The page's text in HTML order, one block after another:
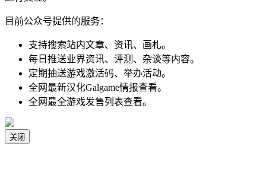
目前公众号提供的服务：
支持搜索站内文章、资讯、画札。
每日推送业界资讯、评测、杂谈等内容。
定期抽送游戏激活码、举办活动。
全网最新汉化Galgame情报查看。
全网最全游戏发售列表查看。
关闭